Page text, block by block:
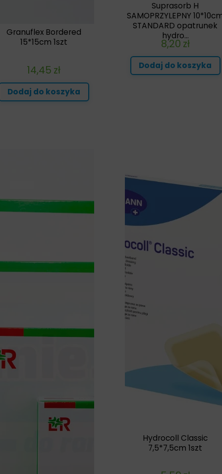
Granuflex Bordered
15*15cm 1szt
14,45 zł
Dodaj do koszyka
Suprasorb H
SAMOPRZYLEPNY
STANDARD opatrunek
hydro...
8,20 zł
Dodaj do koszyka
Hydrocoll Classic
7,5*7,5cm 1szt